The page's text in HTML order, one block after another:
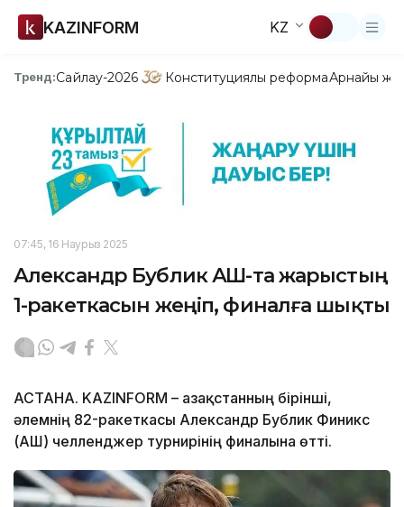
KAZINFORM KZ
Тренд:Сайлау-2026 Конституциялық реформаАрнайы
07:45, 16 Наурыз 2025
Александр Бублик АҚШ-та жарыстың
1-ракеткасын жеңіп, финалға шықты
АСТАНА. KAZINFORM – Қазақстанның бірінші,
әлемнің 82-ракеткасы Александр Бублик Финикс
(АҚШ) челленджер турнирінің финалына өтті.